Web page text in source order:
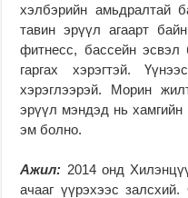
хэлбэрийн амьдралтай
тавин эрүүл агаарт
фитнесс, бассейн эсвэл
гаргах хэрэгтэй.
хэрэглээрэй. Морин
эрүүл мэндэд нь хамгийн
эм болно.
Ажил: 2014 онд
ачааг үүрэхээс